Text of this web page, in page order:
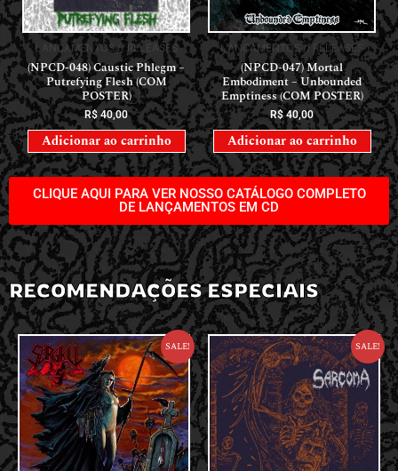
LANÇAMENTOS // RELEASES
(NPCD-048) Caustic Phlegm –
Putrefying Flesh (COM
POSTER)
R$ 40,00
Adicionar ao carrinho
LANÇAMENTOS // RELEASES
(NPCD-047) Mortal
Embodiment – Unbounded
Emptiness (COM POSTER)
R$40,00
Adicionar ao carrinho
CLIQUE AQUI PARA VER NOSSO CATÁLOGO COMPLETO
DE LANÇAMENTOS EM CD
RECOMENDAÇÕES ESPECIAIS
Sale! Sale!